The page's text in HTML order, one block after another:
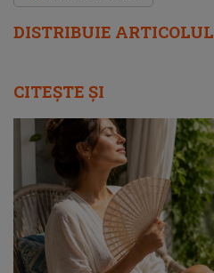
DISTRIBUIE ARTICOLUL
CITEȘTE ȘI